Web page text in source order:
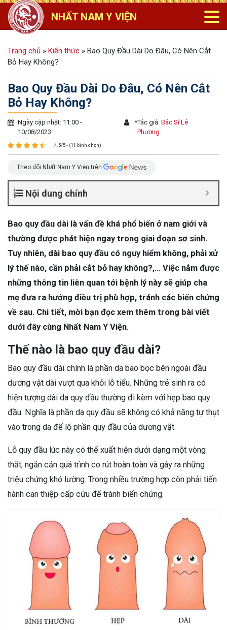
NHẤT NAM Y VIỆN
Trang chủ » Kiến thức » Bao Quy Đầu Dài Do Đâu, Có Nên Cắt
Bỏ Hay Không?
Bao Quy Đầu Dài Do Đâu, Có Nên Cắt
Bỏ Hay Không?
Ngày cập nhật: 11:00 -
10/08/2023
*Tác giả:Bác Sĩ Lê
Phương
4.5/5 - (11 bình chọn)
Theo dõi Nhất Nam Y Viện trên
Nội dung chính
Bao quy đầu dài là vấn đề khá phổ biến ở nam giới và
thường được phát hiện ngay trong giai đoạn sơ sinh.
Tuy nhiên, dài bao quy đầu có nguy hiểm không, phải xử
lý thế nào, cần phải cắt bỏ hay không?,… Việc nắm được
những thông tin liên quan tới bệnh lý này sẽ giúp cha
mẹ đưa ra hướng điều trị phù hợp, tránh các biến chứng
về sau. Chi tiết, mời bạn đọc xem thêm trong bài viết
dưới đây cùng Nhất Nam Y Viện.
Thế nào là bao quy đầu dài?
Bao quy đầu dài chính là phần da bao bọc bên ngoài đầu
dương vật dài vượt qua khỏi lỗ tiểu. Những trẻ sinh ra có
hiện tượng dài da quy đầu thường đi kèm với hẹp bao quy
đầu. Nghĩa là phần da quy đầu sẽ không có khả năng tự thụt
vào trong da để lộ phần quy đầu của dương vật.
Lỗ quy đầu lúc này có thể xuất hiện dưới dạng một vòng
thắt, ngăn cản quá trình co rút hoàn toàn và gây ra những
triệu chứng khó lường. Trong nhiều trường hợp còn phải tiến
hành can thiệp cấp cứu để tránh biến chứng.